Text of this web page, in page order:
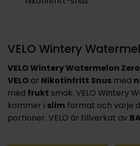
VELO Wintery
VELO Wintery Watermelon Zero
VELO är Nikotinfritt Snus med
med frukt smak. VELO Wintery
kommer i slim format och varje
portioner. VELO är tillverkat av